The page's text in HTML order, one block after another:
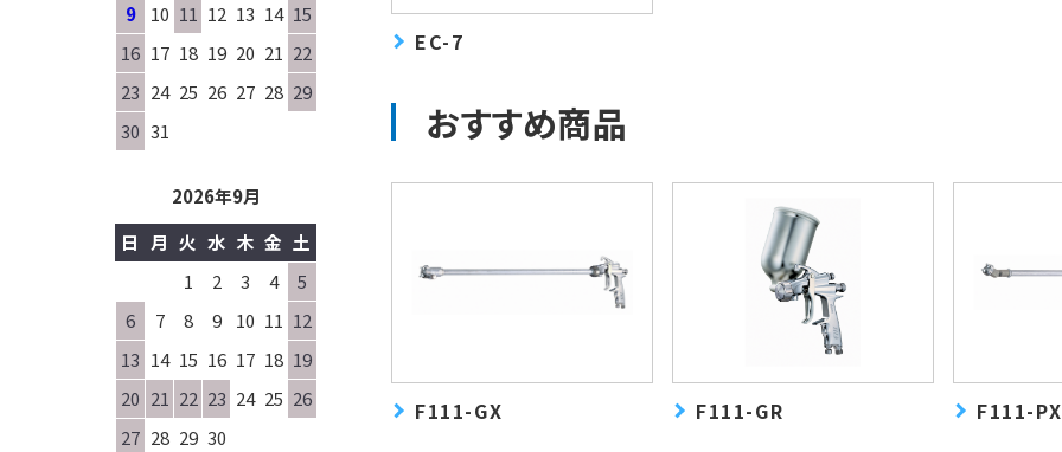
EC-7
おすすめ商品
F111-GX F111-GR F111-
9
10 11 12 13 14 15
16 17 18 19 20 21 22
23 24 25 26 27 28 29
30 31
2026年9月
日 月 火 水 木 金 土
1
2 3 4
5
6
7 8 9 10 11 12
13 14 15 16 17 18 19
20 21 22 23 24 25 26
27 28 29 30